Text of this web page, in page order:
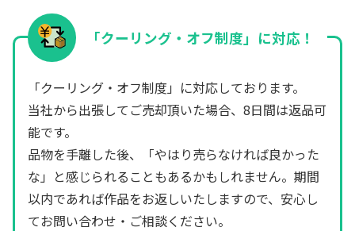
「クーリング・オフ制度」に対応！
「クーリング・オフ制度」に対応しております。
当社から出張してご売却頂いた場合、8日間は返品可
能です。
品物を手離した後、「やはり売らなければ良かった
な」と感じられることもあるかもしれません。期間
以内であれば作品をお返しいたしますので、安心し
てお問い合わせ・ご相談ください。